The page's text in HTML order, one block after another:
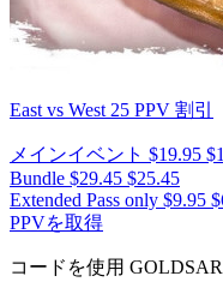
East vs West 25 PPV 割引
メインイベント $19.95
Bundle $29.45 $25.45
Extended Pass only $9.95
PPVを取得
コードを使用